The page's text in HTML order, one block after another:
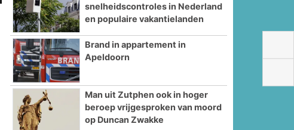
snelheidscontroles in Nederland
en populaire vakantielanden
Brand in appartement in
Apeldoorn
Man uit Zutphen ook in hoger
beroep vrijgesproken van moord
op Duncan Zwakke